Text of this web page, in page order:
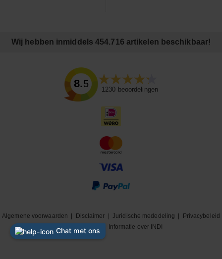
Wij hebben inmiddels 454.716 artikelen beschikbaar!
8.5
1230 beoordelingen
Algemene voorwaarden Disclaimer |Juridische mededeling
Privacybeleid
|
Cookiebeleid Informatie over INDI